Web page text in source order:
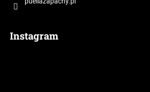
Instagram